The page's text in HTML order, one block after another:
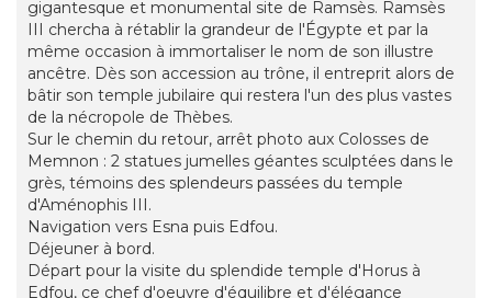
gigantesque et monumental site de Ramsès. Ramsès
III chercha à rétablir la grandeur de l'Égypte et par la
même occasion à immortaliser le nom de son illustre
ancêtre. Dès son accession au trône, il entreprit alors de
bâtir son temple jubilaire qui restera l'un des plus vastes
de la nécropole de Thèbes.
Sur le chemin du retour, arrêt photo aux Colosses de
Memnon : 2 statues jumelles géantes sculptées dans le
grès, témoins des splendeurs passées du temple
d'Aménophis III.
Navigation vers Esna puis Edfou.
Déjeuner à bord.
Départ pour la visite du splendide temple d'Horus à
Edfou, ce chef d'oeuvre d'équilibre et d'élégance